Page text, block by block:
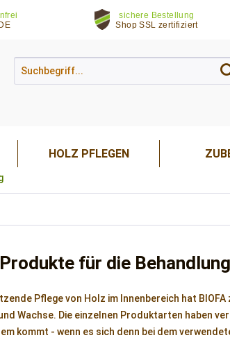
sichere Bestellung
Shop SSL zertifiziert
HOLZ PFLEGEN
für die
Pflege von Holz im Innenbereich hat
und Wachse. Die einzelnen Produktarten haben
kommt - wenn es sich denn bei dem